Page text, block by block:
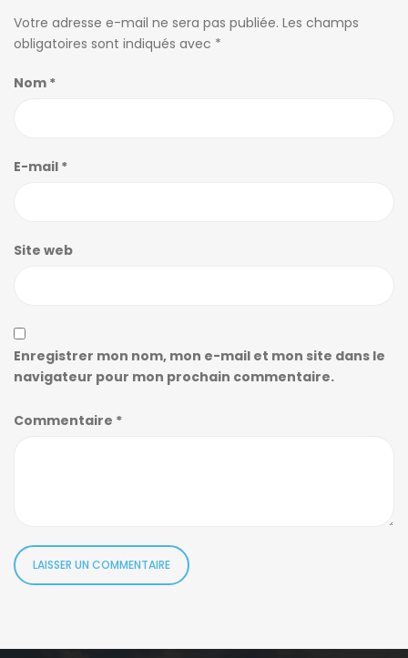
Votre adresse e-mail ne sera pas publiée. Les champs
obligatoires sont indiqués avec *
Nom *
E-mail *
Site web
Enregistrer mon nom, mon e-mail et mon site dans le
navigateur pour mon prochain commentaire.
Commentaire *